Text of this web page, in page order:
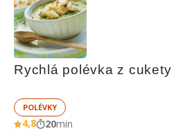
Rychlá polévka z cukety
POLÉVKY
4,8 20min